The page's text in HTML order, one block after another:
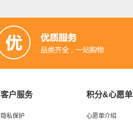
客户服务
隐私保护
积分&心愿单
心愿单介绍